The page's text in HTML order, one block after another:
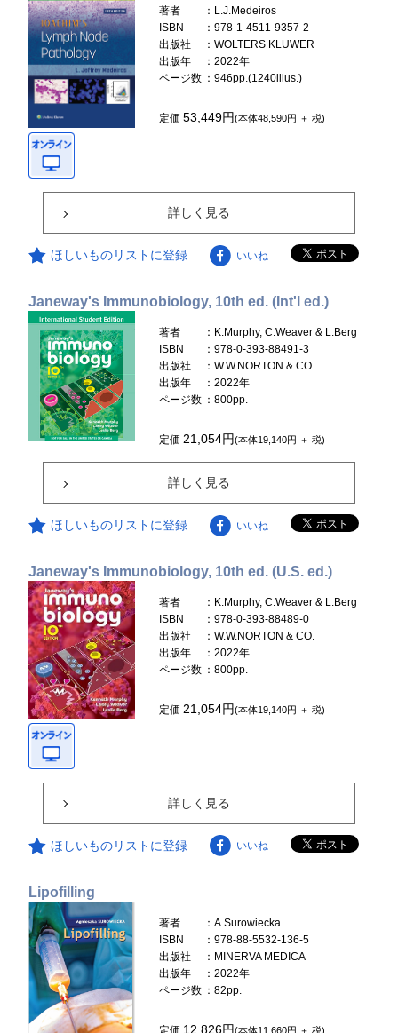
著者
：L.J.Medeiros
ISBN
：978-1-4511-9357-2
出版社
：WOLTERS KLUWER
出版年
：2022年
ページ数 ：946pp.(1240illus.)
定価53,449円(本体48,590円 ＋ 税)
詳しく見る
ほしいものリストに登録 いいね
Janeway's Immunobiology, 10th ed. (Int'l ed.)
著者
：K.Murphy, C.Weaver & L.Berg
ISBN
：978-0-393-88491-3
出版社
：W.W.NORTON & CO.
出版年
：2022年
ページ数 ：800pp.
定価21,054円(本体19,140円 ＋ 税)
詳しく見る
ほしいものリストに登録 いいね
Janeway's Immunobiology, 10th ed. (U.S. ed.)
著者
：K.Murphy, C.Weaver & L.Berg
ISBN
：978-0-393-88489-0
出版社
：W.W.NORTON & CO.
出版年
：2022年
ページ数 ：800pp.
定価21,054円(本体19,140円 ＋ 税)
詳しく見る
ほしいものリストに登録 いいね
Lipofilling
著者
：A.Surowiecka
ISBN
：978-88-5532-136-5
出版社
：MINERVA MEDICA
出版年
：2022年
ページ数 ：82pp.
定価 12,826円(本体11,660円 ＋ 税)